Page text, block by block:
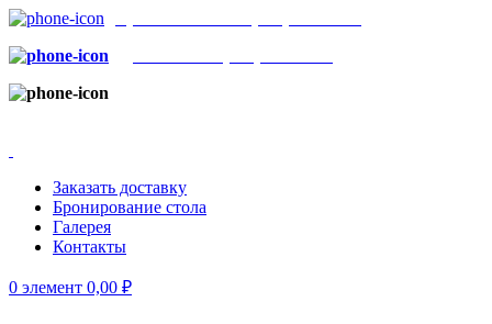
Заказать доставку
Бронирование стола
Галерея
Контакты
0 элемент 0,00 ₽